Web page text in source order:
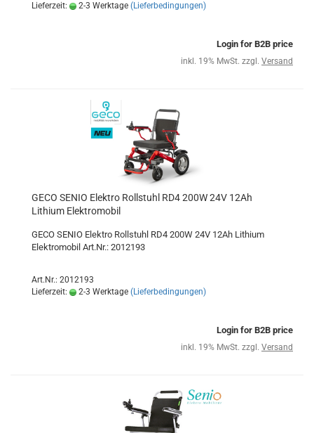
Lieferzeit:
2-3 Werktage (Lieferbedingungen)
Login for B2B price
inkl. 19% MwSt. zzgl. Versand
GECO SENIO Elektro Rollstuhl RD4 200W 24V 12Ah
Lithium Elektromobil
GECO SENIO Elektro Rollstuhl RD4 200W 24V 12Ah Lithium
Elektromobil Art.Nr.: 2012193
Art.Nr.: 2012193
Lieferzeit:
2-3 Werktage (Lieferbedingungen)
Login for B2B price
inkl. 19% MwSt. zzgl. Versand